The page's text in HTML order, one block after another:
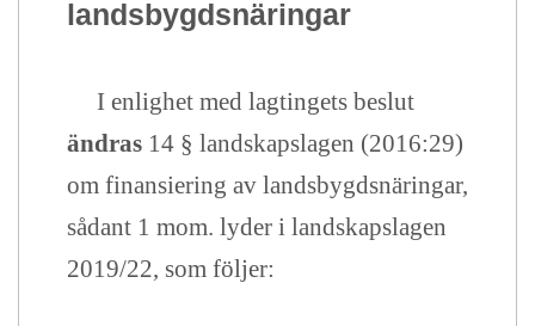
landsbygdsnäringar
I enlighet med lagtingets beslut
ändras 14 § landskapslagen (2016:29)
om finansiering av landsbygdsnäringar,
sådant 1 mom. lyder i landskapslagen
2019/22, som följer: